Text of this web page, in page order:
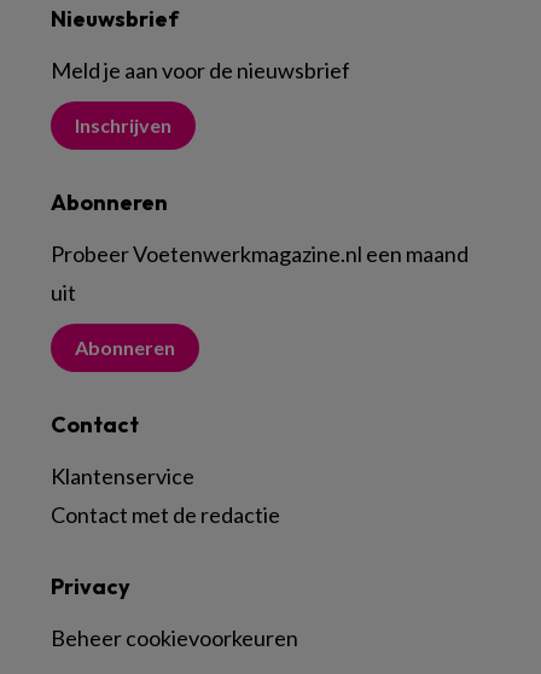
Nieuwsbrief
Meld je aan voor de nieuwsbrief
Inschrijven
Abonneren
Probeer Voetenwerkmagazine.nl een maand
uit
Abonneren
Contact
Klantenservice
Contact met de redactie
Privacy
Beheer cookievoorkeuren